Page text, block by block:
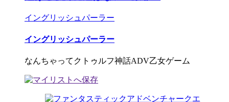
イングリッシュパーラー
イングリッシュパーラー
なんちゃってクトゥルフ神話ADV乙女ゲーム